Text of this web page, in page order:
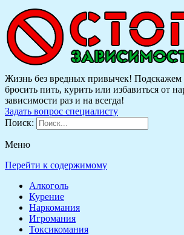
Жизнь без вредных привычек! Подскажем
бросить пить, курить или избавиться от
зависимости раз и на всегда!
Задать вопрос специалисту
Поиск:
Меню
Перейти к содержимому
Алкоголь
Курение
Наркомания
Игромания
Токсикомания